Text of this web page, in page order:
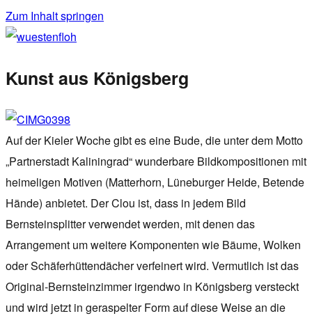
Zum Inhalt springen
wuestenfloh
Kunst aus Königsberg
Auf der Kieler Woche gibt es eine Bude, die unter dem Motto
„Partnerstadt Kaliningrad“ wunderbare Bildkompositionen mit
heimeligen Motiven (Matterhorn, Lüneburger Heide, Betende
Hände) anbietet. Der Clou ist, dass in jedem Bild
Bernsteinsplitter verwendet werden, mit denen das
Arrangement um weitere Komponenten wie Bäume, Wolken
oder Schäferhüttendächer verfeinert wird. Vermutlich ist das
Original-Bernsteinzimmer irgendwo in Königsberg versteckt
und wird jetzt in geraspelter Form auf diese Weise an die